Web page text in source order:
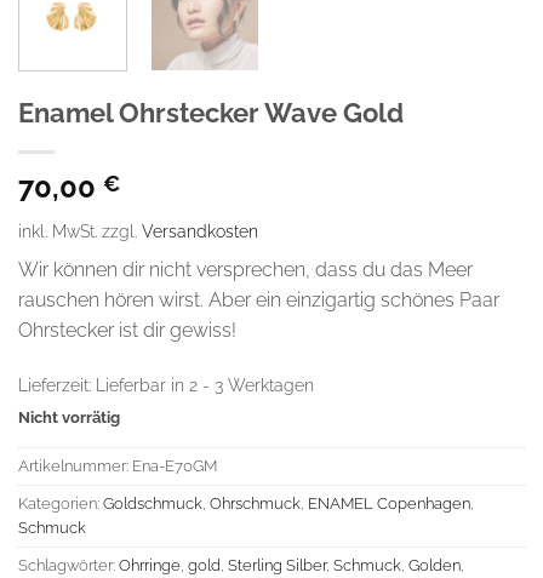
Enamel Ohrstecker Wave Gold
70,00 €
inkl. MwSt. zzgl. Versandkosten
Wir können dir nicht versprechen, dass du das Meer
rauschen hören wirst. Aber ein einzigartig schönes Paar
Ohrstecker ist dir gewiss!
Lieferzeit: Lieferbar in 2 - 3 Werktagen
Nicht vorrätig
Artikelnummer: Ena-E70GM
Kategorien: Goldschmuck Ohrschmuck ENAMEL Copenhagen
Schmuck
Schlagwörter: Ohrringe gold Sterling Silber, Schmuck Golden